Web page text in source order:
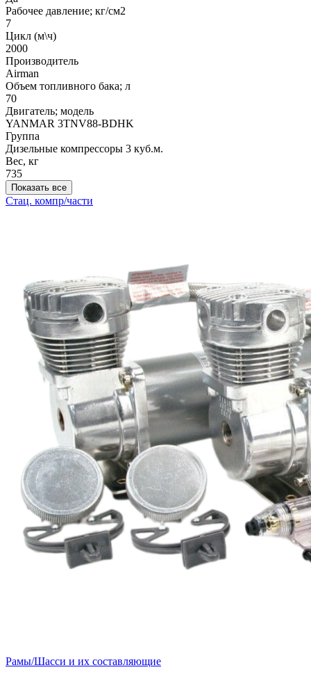
Рабочее давление; кг/см2
7
Цикл (м\ч)
2000
Производитель
Airman
Объем топливного бака; л
70
Двигатель; модель
YANMAR 3TNV88-BDHK
Группа
Дизельные компрессоры 3 куб.м.
Вес, кг
735
Показать все
Стац. компр/части
Рамы/Шасси и их составляющие